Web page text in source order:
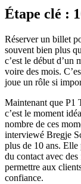
Étape clé :
Réserver un billet
souvent bien plus
c’est le début d’un
voire des mois.
joue un rôle si
Maintenant que P1
c’est le moment
nombre de ces
interviewé Bregje
plus de 10 ans.
du contact avec
permettre aux
confiance.